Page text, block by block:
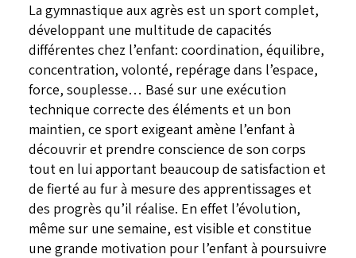
La gymnastique aux agrès est un sport complet,
développant une multitude de capacités
différentes chez l’enfant: coordination, équilibre,
concentration, volonté, repérage dans l’espace,
force, souplesse… Basé sur une exécution
technique correcte des éléments et un bon
maintien, ce sport exigeant amène l’enfant à
découvrir et prendre conscience de son corps
tout en lui apportant beaucoup de satisfaction et
de fierté au fur à mesure des apprentissages et
des progrès qu’il réalise. En effet l’évolution,
même sur une semaine, est visible et constitue
une grande motivation pour l’enfant à poursuivre